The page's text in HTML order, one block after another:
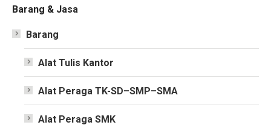
Barang & Jasa
Barang
Alat Tulis Kantor
Alat Peraga TK-SD–SMP–SMA
Alat Peraga SMK